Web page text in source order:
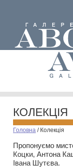
КОЛЕКЦІЯ
Головна / Колекція
Пропонуємо
Коцки, Антона
Івана Шутєва.